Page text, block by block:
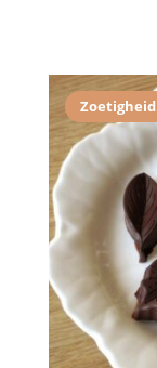
Zoetigheid